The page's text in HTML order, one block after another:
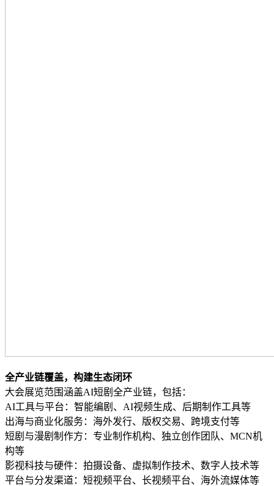
全产业链覆盖，构建生态闭环
大会展览范围涵盖AI短剧全产业链，包括：
AI工具与平台：智能编剧、AI视频生成、后期制作工具等
出海与商业化服务：海外发行、版权交易、跨境支付等
短剧与漫剧制作方：专业制作机构、独立创作团队、MCN机
构等
影视科技与硬件：拍摄设备、虚拟制作技术、数字人技术等
平台与分发渠道：短视频平台、长视频平台、海外流媒体等